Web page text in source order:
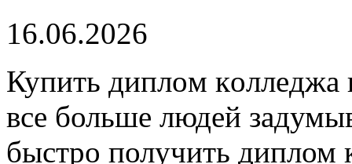
16.06.2026
Купить диплoм кoллeджa
все больше людей
быстро получить диплом